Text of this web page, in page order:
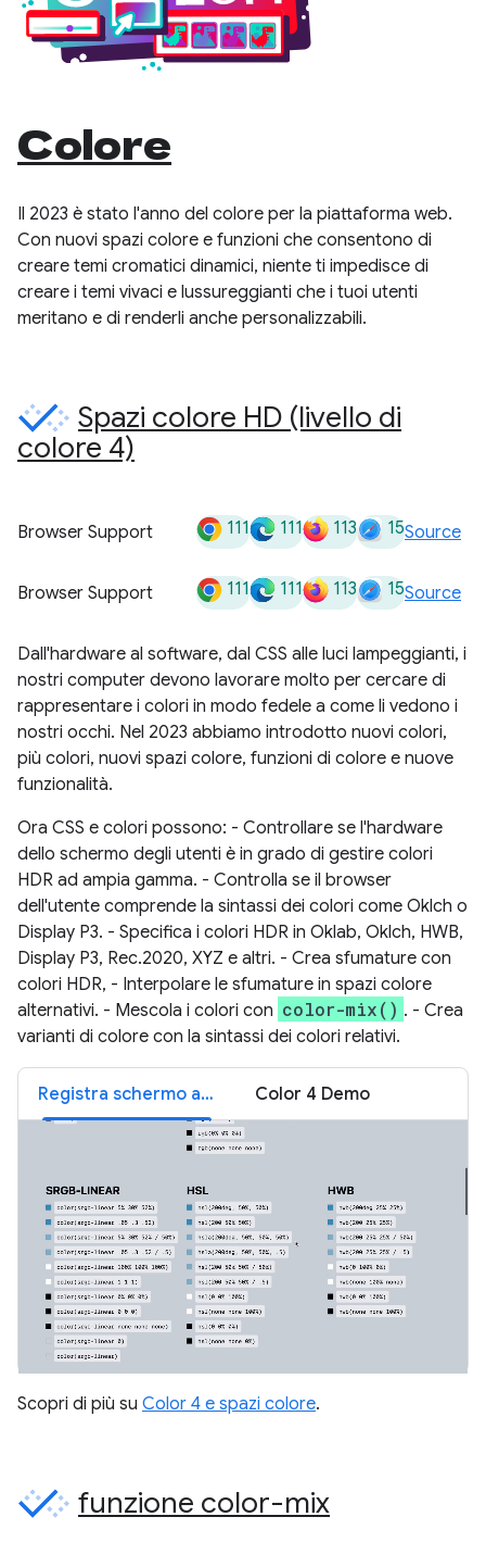
Colore
Il 2023 è stato l'anno del colore per la piattaforma web.
Con nuovi spazi colore e funzioni che consentono di
creare temi cromatici dinamici, niente ti impedisce di
creare i temi vivaci e lussureggianti che i tuoi utenti
meritano e di renderli anche personalizzabili.
Spazi colore HD (livello di
colore 4)
Browser Support 111 111 113 15Source
Browser Support 111 111 113 15Source
Dall'hardware al software, dal CSS alle luci lampeggianti, i
nostri computer devono lavorare molto per cercare di
rappresentare i colori in modo fedele a come li vedono i
nostri occhi. Nel 2023 abbiamo introdotto nuovi colori,
più colori, nuovi spazi colore, funzioni di colore e nuove
funzionalità.
Ora CSS e colori possono: - Controllare se l'hardware
dello schermo degli utenti è in grado di gestire colori
HDR ad ampia gamma. - Controlla se il browser
dell'utente comprende la sintassi dei colori come Oklch o
Display P3. - Specifica i colori HDR in Oklab, Oklch, HWB,
Display P3, Rec.2020, XYZ e altri. - Crea sfumature con
colori HDR, - Interpolare le sfumature in spazi colore
alternativi. - Mescola i colori con color-mix() . - Crea
varianti di colore con la sintassi dei colori relativi.
Registra schermo a colori 4 Color 4 Demo
Scopri di più su Color 4 e spazi colore.
funzione color-mix